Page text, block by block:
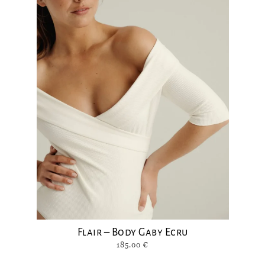
Flair – Body Gaby Ecru
185.00 €